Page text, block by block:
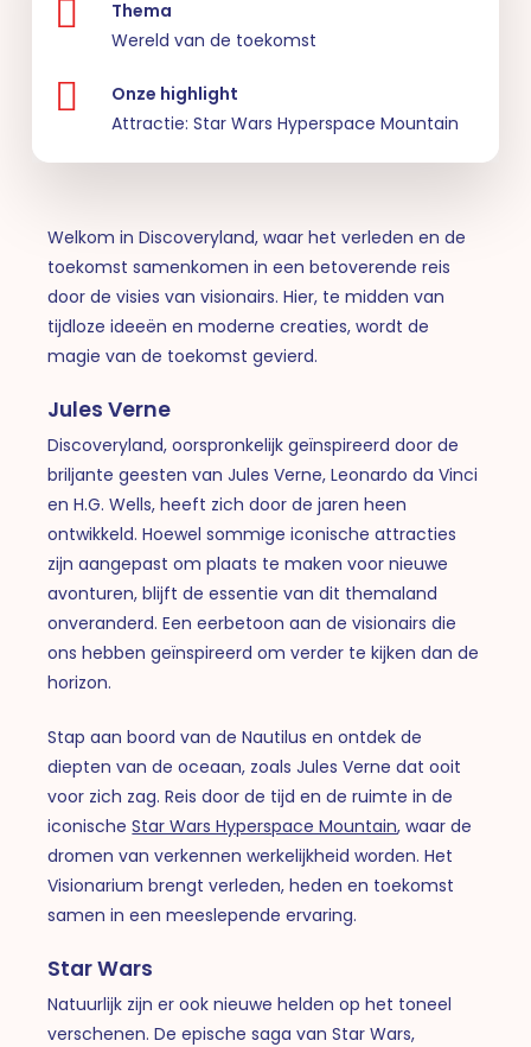
Thema
Wereld van de toekomst
Onze highlight
Attractie: Star Wars Hyperspace Mountain
Welkom in Discoveryland, waar het verleden en de
toekomst samenkomen in een betoverende reis
door de visies van visionairs. Hier, te midden van
tijdloze ideeën en moderne creaties, wordt de
magie van de toekomst gevierd.
Jules Verne
Discoveryland, oorspronkelijk geïnspireerd door de
briljante geesten van Jules Verne, Leonardo da Vinci
en H.G. Wells, heeft zich door de jaren heen
ontwikkeld. Hoewel sommige iconische attracties
zijn aangepast om plaats te maken voor nieuwe
avonturen, blijft de essentie van dit themaland
onveranderd. Een eerbetoon aan de visionairs die
ons hebben geïnspireerd om verder te kijken dan de
horizon.
Stap aan boord van de Nautilus en ontdek de
diepten van de oceaan, zoals Jules Verne dat ooit
voor zich zag. Reis door de tijd en de ruimte in de
iconischeStar Wars Hyperspace Mountain, waar de
dromen van verkennen werkelijkheid worden. Het
Visionarium brengt verleden, heden en toekomst
samen in een meeslepende ervaring.
Star Wars
Natuurlijk zijn er ook nieuwe helden op het toneel
verschenen. De epische saga van Star Wars,